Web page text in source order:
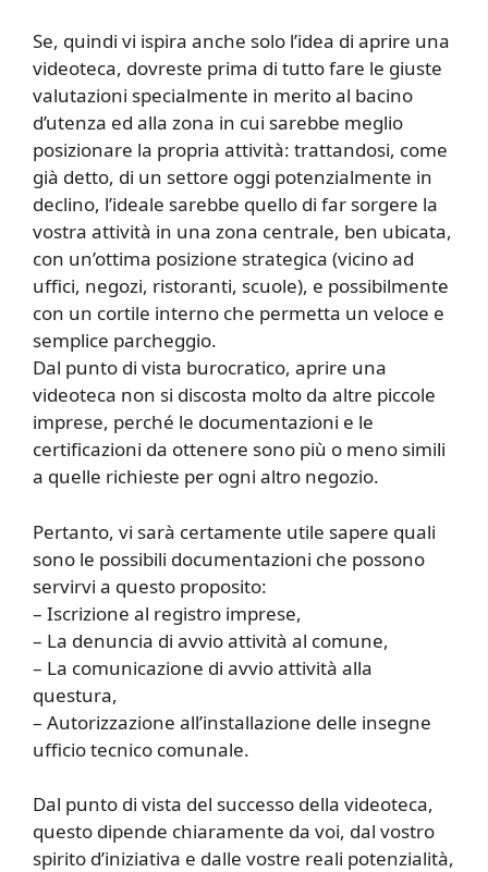
Se, quindi vi ispira anche solo l’idea di aprire una
videoteca, dovreste prima di tutto fare le giuste
valutazioni specialmente in merito al bacino
d’utenza ed alla zona in cui sarebbe meglio
posizionare la propria attività: trattandosi, come
già detto, di un settore oggi potenzialmente in
declino, l’ideale sarebbe quello di far sorgere la
vostra attività in una zona centrale, ben ubicata,
con un’ottima posizione strategica (vicino ad
uffici, negozi, ristoranti, scuole), e possibilmente
con un cortile interno che permetta un veloce e
semplice parcheggio.
Dal punto di vista burocratico, aprire una
videoteca non si discosta molto da altre piccole
imprese, perché le documentazioni e le
certificazioni da ottenere sono più o meno simili
a quelle richieste per ogni altro negozio.
Pertanto, vi sarà certamente utile sapere quali
sono le possibili documentazioni che possono
servirvi a questo proposito:
– Iscrizione al registro imprese,
– La denuncia di avvio attività al comune,
– La comunicazione di avvio attività alla
questura,
– Autorizzazione all’installazione delle insegne
ufficio tecnico comunale.
Dal punto di vista del successo della videoteca,
questo dipende chiaramente da voi, dal vostro
spirito d’iniziativa e dalle vostre reali potenzialità,